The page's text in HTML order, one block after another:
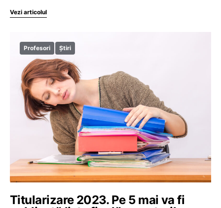
Vezi articolul
Profesori Știri
Titularizare 2023. Pe 5 mai va fi